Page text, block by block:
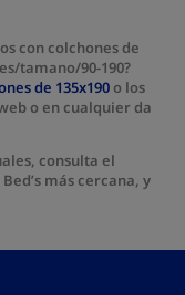
con colchones de
tamano/90-190?
de 135x190o los
o en cualquier da
, consulta el
más cercana, y